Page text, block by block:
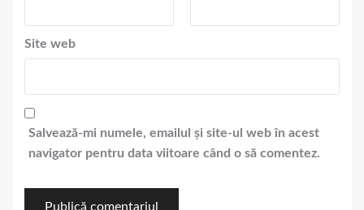
Site web
Salvează-mi numele, emailul și site-ul web în acest
navigator pentru data viitoare când o să comentez.